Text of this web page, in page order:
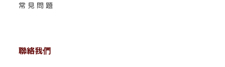
常 見 問 題
聯絡我們